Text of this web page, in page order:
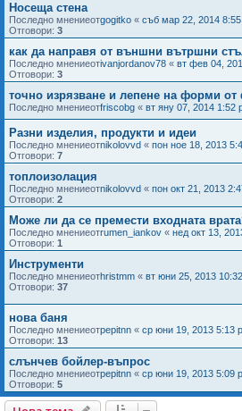
Носеща стена
Последно мнениеотgogitko « съб мар 22, 2014
Отговори: 3
как да направя от външни вътршни
Последно мнениеотivanjordanov78 « вт фев 04,
Отговори: 3
точно изрязване и лепене на форми
Последно мнениеотfriscobg « вт яну 07, 2014 1:52
Разни изделия, продукти и идеи
Последно мнениеотnikolovvd « пон ное 18, 2013
Отговори: 7
топлоизолация
Последно мнениеотnikolovvd « пон окт 21, 2013
Отговори: 2
Може ли да се премести входната
Последно мнениеотrumen_iankov « нед окт 13,
Отговори: 1
Инструменти
Последно мнениеотhristmm « вт юни 25, 2013
Отговори: 37
нова баня
Последно мнениеотpepitnn « ср юни 19, 2013 5:13
Отговори: 13
слънчев бойлер-въпрос
Последно мнениеотpepitnn « ср юни 19, 2013 5:09
Отговори: 5